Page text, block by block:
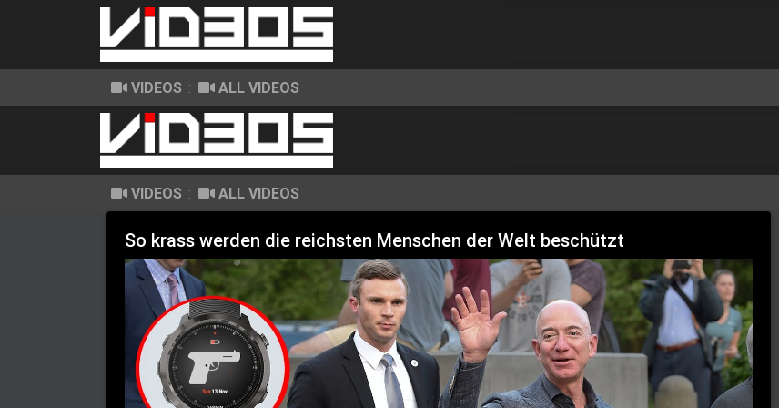
VIDEOS :: ALL VIDEOS
VIDEOS :: ALL VIDEOS
So krass werden die reichsten Menschen der Welt beschützt